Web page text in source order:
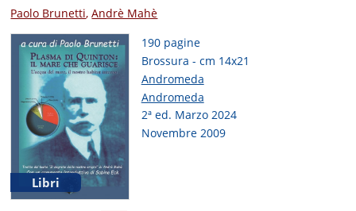
Paolo Brunetti,Andrè Mahè
Libri
190 pagine
Brossura - cm 14x21
Andromeda
Andromeda
2ª ed. Marzo 2024
Novembre 2009